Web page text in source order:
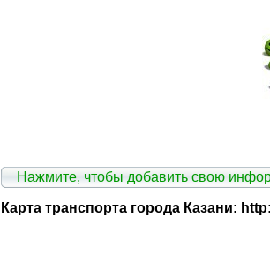
Нажмите, чтобы добавить свою
Карта транспорта города Казани: